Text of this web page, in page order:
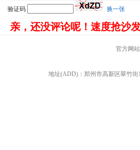
验证码 换一张
亲，还没评论呢！速度抢沙发
官方网站
地址(ADD)：郑州市高新区翠竹